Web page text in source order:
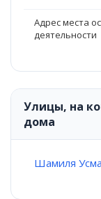
Адрес места
деятельности
Улицы, на
дома
Шамиля